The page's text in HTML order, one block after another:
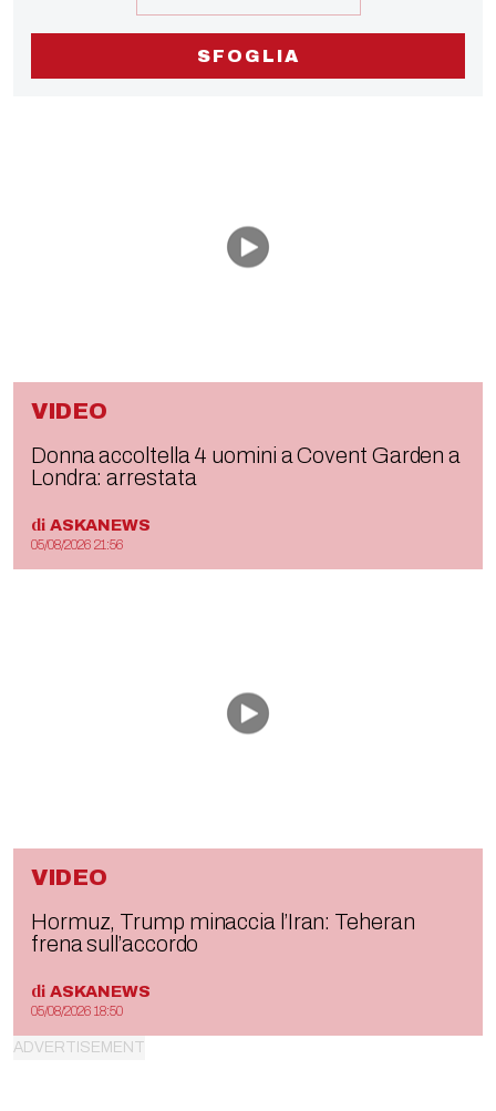
SFOGLIA
VIDEO
Donna accoltella 4 uomini a Covent Garden a
Londra: arrestata
di ASKANEWS
05/08/2026 21:56
VIDEO
Hormuz, Trump minaccia l’Iran: Teheran
frena sull’accordo
di ASKANEWS
05/08/2026 18:50